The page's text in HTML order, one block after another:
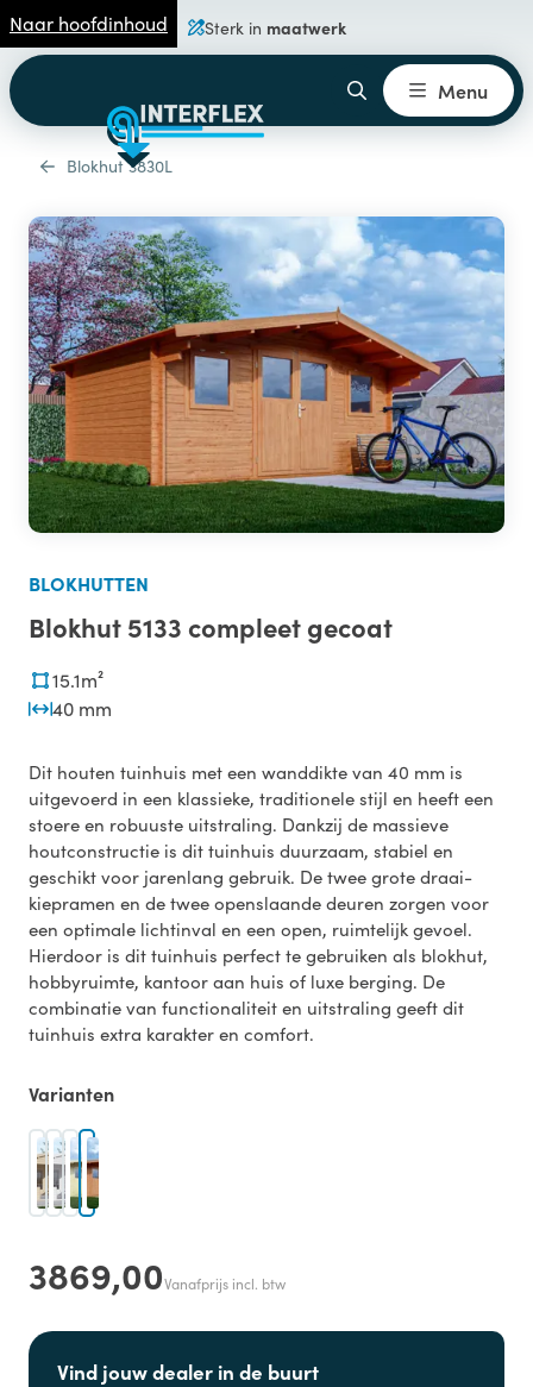
Naar hoofdinhoud Sterk in maatwerk
Menu
Blokhut 3830L
BLOKHUTTEN
Blokhut 5133 compleet gecoat
15.1m²
40 mm
Dit houten tuinhuis met een wanddikte van 40 mm is
uitgevoerd in een klassieke, traditionele stijl en heeft een
stoere en robuuste uitstraling. Dankzij de massieve
houtconstructie is dit tuinhuis duurzaam, stabiel en
geschikt voor jarenlang gebruik. De twee grote draai-
kiepramen en de twee openslaande deuren zorgen voor
een optimale lichtinval en een open, ruimtelijk gevoel.
Hierdoor is dit tuinhuis perfect te gebruiken als blokhut,
hobbyruimte, kantoor aan huis of luxe berging. De
combinatie van functionaliteit en uitstraling geeft dit
tuinhuis extra karakter en comfort.
Varianten
3869,00Vanafprijs incl. btw
Vind jouw dealer in de buurt